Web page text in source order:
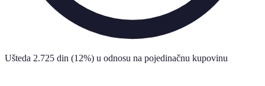
Ušteda 2.725 din (12%) u odnosu na pojedinačnu kupovinu